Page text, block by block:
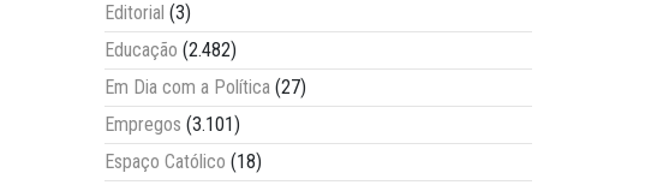
Editorial (3)
Educação (2.482)
Em Dia com a Política (27)
Empregos (3.101)
Espaço Católico (18)